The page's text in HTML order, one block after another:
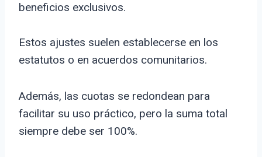
beneficios exclusivos.
Estos ajustes suelen establecerse en los
estatutos o en acuerdos comunitarios.
Además, las cuotas se redondean para
facilitar su uso práctico, pero la suma total
siempre debe ser 100%.